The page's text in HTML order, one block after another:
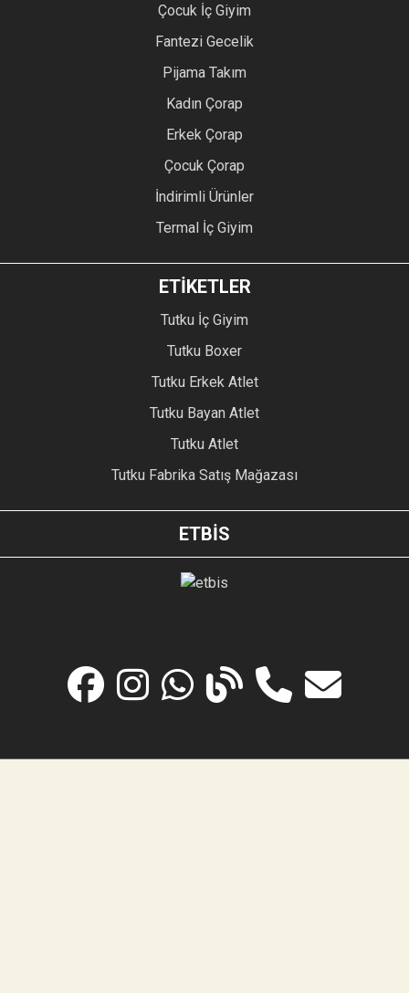
Çocuk İç Giyim
Fantezi Gecelik
Pijama Takım
Kadın Çorap
Erkek Çorap
Çocuk Çorap
İndirimli Ürünler
Termal İç Giyim
ETİKETLER
Tutku İç Giyim
Tutku Boxer
Tutku Erkek Atlet
Tutku Bayan Atlet
Tutku Atlet
Tutku Fabrika Satış Mağazası
ETBİS